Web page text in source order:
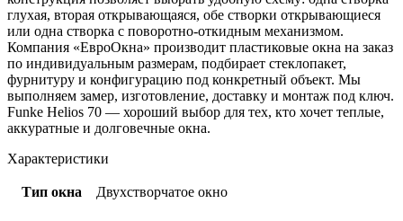
глухая, вторая открывающаяся, обе створки открывающиеся
или одна створка с поворотно-откидным механизмом.
Компания «ЕвроОкна» производит пластиковые окна на заказ
по индивидуальным размерам, подбирает стеклопакет,
фурнитуру и конфигурацию под конкретный объект. Мы
выполняем замер, изготовление, доставку и монтаж под ключ.
Funke Helios 70 — хороший выбор для тех, кто хочет теплые,
аккуратные и долговечные окна.
Характеристики
Тип окна Двухстворчатое окно